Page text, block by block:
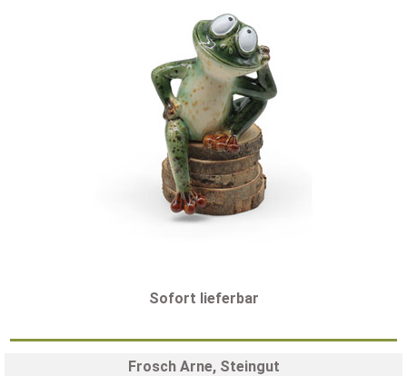
Sofort lieferbar
Frosch Arne, Steingut